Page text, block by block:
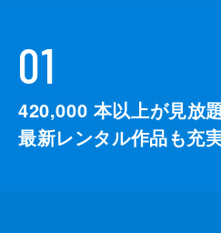
01
420,000 本以上が見放
最新レンタル作品も充実